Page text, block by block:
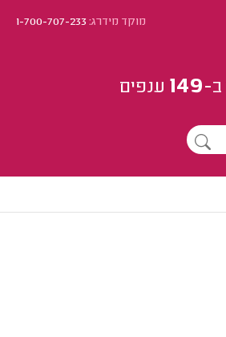
מוקד מידרג:1-700-707-233
ב-149 ענפים